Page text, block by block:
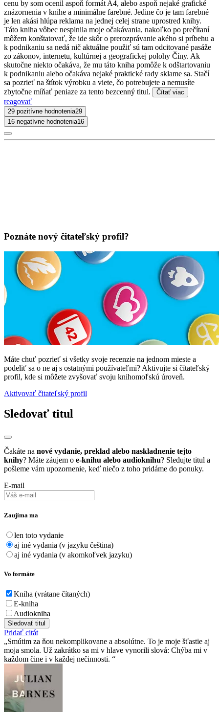
cenu by som ocenil aspoň formát A4, alebo aspoň nejaké grafické
znázornenia v knihe a minimálne farebné. Jedine čo je tam farebné
je len akási hlúpa reklama na jednej celej strane uprostred knihy.
Táto kniha vôbec nesplnila moje očakávania, nakoľko po prečítaní
môžem konštatovať, že ide skôr o prerozprávanie akého si príbehu a
k podnikaniu sa nedá nič aktuálne použiť sú tam odcitované pasáže
zo zákonov, internetu, kultúrnej a geografickej polohy Číny. Ak
skutočne niekto očakáva, že mu táto kniha pomôže k odštartovaniu
k podnikaniu alebo očakáva nejaké praktické rady sklame sa. Stačí
sa pozrieť na štítok výrobku a viete, čo potrebujete a nemusíte
zbytočne míňať peniaze za tento bezcenný titul.
Čítať viac
reagovať
29 pozitívne hodnotenia29
16 negatívne hodnotenia16
Poznáte nový čitateľský profil?
Máte chuť pozrieť si všetky svoje recenzie na jednom mieste a
podeliť sa o ne aj s ostatnými používateľmi? Aktivujte si čítateľský
profil, kde si môžete zvyšovať svoju knihomoľskú úroveň.
Aktivovať čitateľský profil
Sledovať titul
Čakáte na nové vydanie, preklad alebo naskladnenie tejto
knihy? Máte záujem o e-knihu alebo audioknihu? Sledujte titul a
pošleme vám upozornenie, keď niečo z toho pridáme do ponuky.
E-mail
Zaujíma ma
len toto vydanie
aj iné vydania (v jazyku čeština)
aj iné vydania (v akomkoľvek jazyku)
Vo formáte
Kniha (vrátane čítaných)
E-kniha
Audiokniha
Sledovať titul
Pridať citát
Smútim za ňou nekomplikovane a absolútne. To je moje šťastie aj
moja smola. Už zakrátko sa mi v hlave vynorili slová: Chýba mi v
každom čine i v každej nečinnosti.